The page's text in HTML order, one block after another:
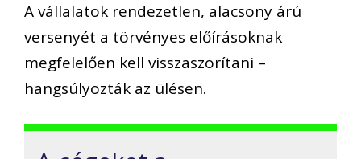
A vállalatok rendezetlen, alacsony árú
versenyét a törvényes előírásoknak
megfelelően kell visszaszorítani –
hangsúlyozták az ülésen.